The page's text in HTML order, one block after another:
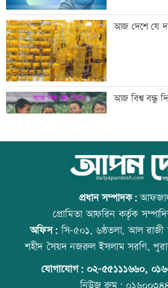
যুবদল নেতার
মামলা
দেশকে কী
প্রধানমন্ত্রী
ভেজা চুলে
যুক্তরাষ্ট্রে এক
গ্রেফতার
আজ দেশে যে
আজ বিশ্ব বন্ধু
কোরআন-হাদিসে
উত্থান-পতনের
প্রধান সম্পাদক:
প্রোমিতা আফরিন কর্তৃক
অফিস:সি-৫০১, ৬ষ্ঠতলা, আল রাজী
শহীদ সৈয়দ নজরুল ইসলাম সরণি,
যোগাযোগ: ০২-৫৫১১১৬৬০,